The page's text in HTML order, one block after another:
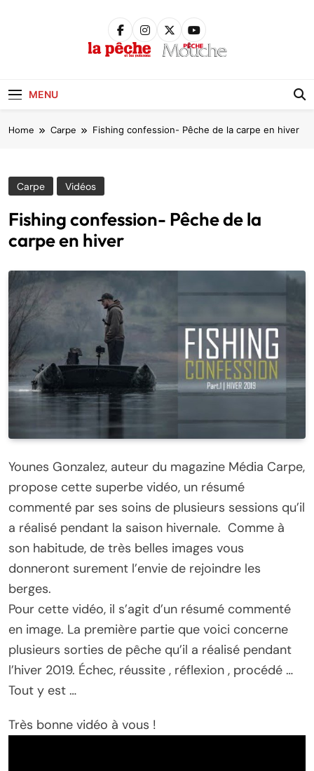
MENU
Home Carpe Fishing confession- Pêche de la carpe en hiver
Carpe Vidéos
Fishing confession- Pêche de la
carpe en hiver
Younes Gonzalez, auteur du magazine Média Carpe,
propose cette superbe vidéo, un résumé
commenté par ses soins de plusieurs sessions qu’il
a réalisé pendant la saison hivernale. Comme à
son habitude, de très belles images vous
donneront surement l’envie de rejoindre les
berges.
Pour cette vidéo, il s’agit d’un résumé commenté
en image. La première partie que voici concerne
plusieurs sorties de pêche qu’il a réalisé pendant
l’hiver 2019. Échec, réussite , réflexion , procédé …
Tout y est …
Très bonne vidéo à vous !